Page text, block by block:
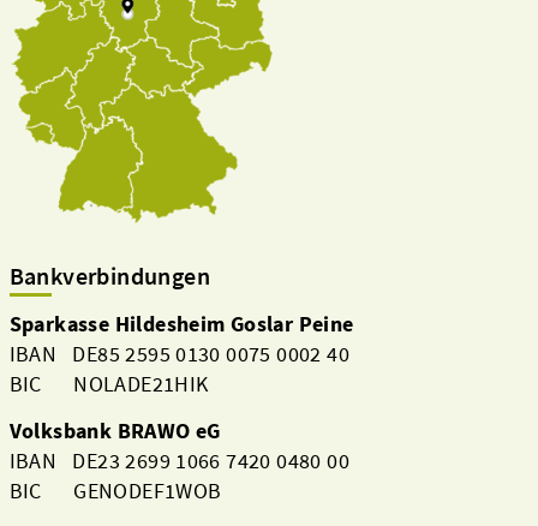
Bankverbindungen
Sparkasse Hildesheim Goslar Peine
IBAN DE85 2595 0130 0075 0002 40
BIC NOLADE21HIK
Volksbank BRAWO eG
IBAN DE23 2699 1066 7420 0480 00
BIC GENODEF1WOB